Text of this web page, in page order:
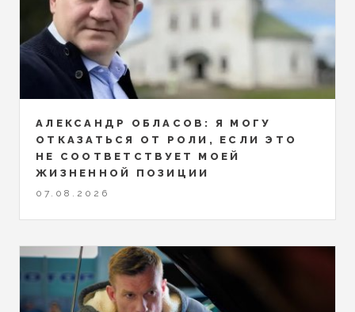
АЛЕКСАНДР ОБЛАСОВ: Я МОГУ
ОТКАЗАТЬСЯ ОТ РОЛИ, ЕСЛИ ЭТО
НЕ СООТВЕТСТВУЕТ МОЕЙ
ЖИЗНЕННОЙ ПОЗИЦИИ
07.08.2026